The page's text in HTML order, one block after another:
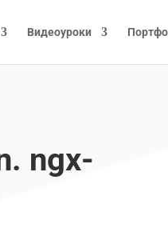
Видеоуроки
ngx-